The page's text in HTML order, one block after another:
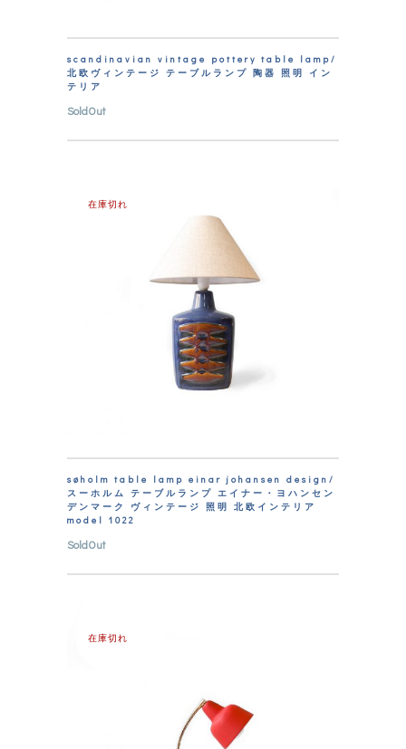
scandinavian vintage pottery table lamp/
北欧ヴィンテージ テーブルランプ 陶器 照明 イン
テリア
SoldOut
在庫切れ
søholm table lamp einar johansen design/
スーホルム テーブルランプ エイナー・ヨハンセン
デンマーク ヴィンテージ 照明 北欧インテリア
model 1022
SoldOut
在庫切れ